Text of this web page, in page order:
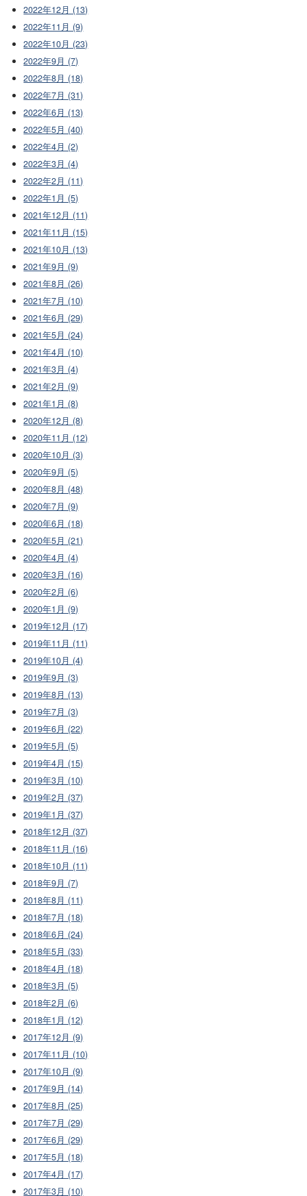
2022年12月 (13)
2022年11月 (9)
2022年10月 (23)
2022年9月 (7)
2022年8月 (18)
2022年7月 (31)
2022年6月 (13)
2022年5月 (40)
2022年4月 (2)
2022年3月 (4)
2022年2月 (11)
2022年1月 (5)
2021年12月 (11)
2021年11月 (15)
2021年10月 (13)
2021年9月 (9)
2021年8月 (26)
2021年7月 (10)
2021年6月 (29)
2021年5月 (24)
2021年4月 (10)
2021年3月 (4)
2021年2月 (9)
2021年1月 (8)
2020年12月 (8)
2020年11月 (12)
2020年10月 (3)
2020年9月 (5)
2020年8月 (48)
2020年7月 (9)
2020年6月 (18)
2020年5月 (21)
2020年4月 (4)
2020年3月 (16)
2020年2月 (6)
2020年1月 (9)
2019年12月 (17)
2019年11月 (11)
2019年10月 (4)
2019年9月 (3)
2019年8月 (13)
2019年7月 (3)
2019年6月 (22)
2019年5月 (5)
2019年4月 (15)
2019年3月 (10)
2019年2月 (37)
2019年1月 (37)
2018年12月 (37)
2018年11月 (16)
2018年10月 (11)
2018年9月 (7)
2018年8月 (11)
2018年7月 (18)
2018年6月 (24)
2018年5月 (33)
2018年4月 (18)
2018年3月 (5)
2018年2月 (6)
2018年1月 (12)
2017年12月 (9)
2017年11月 (10)
2017年10月 (9)
2017年9月 (14)
2017年8月 (25)
2017年7月 (29)
2017年6月 (29)
2017年5月 (18)
2017年4月 (17)
2017年3月 (10)